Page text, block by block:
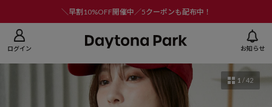
＼早割10%OFF開催中／5クーポンも配布中！
ログイン お知らせ
1 /42